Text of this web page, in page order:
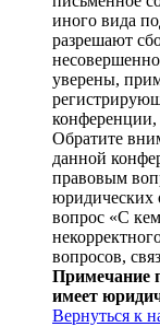
иного вида
разрешают
уверены,
конференции,
Обратите
данной
правовым
юридических
вопрос «С
вопросов,
Примечание
имеет
Вернуться к